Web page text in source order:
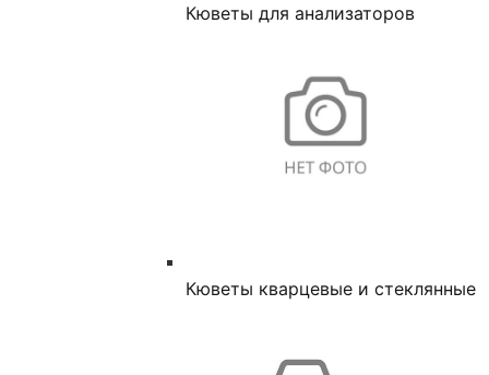
Кюветы для анализаторов
Кюветы кварцевые и стеклянные